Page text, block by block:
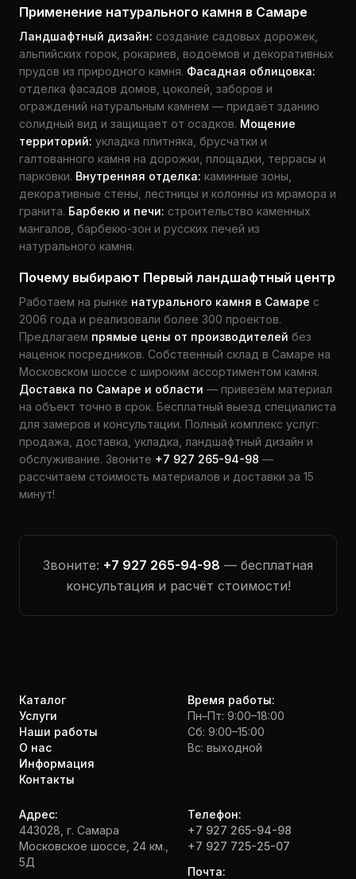
Применение натурального камня в Самаре
Ландшафтный дизайн: создание садовых дорожек,
альпийских горок, рокариев, водоёмов и декоративных
прудов из природного камня. Фасадная облицовка:
отделка фасадов домов, цоколей, заборов и
ограждений натуральным камнем — придаёт зданию
солидный вид и защищает от осадков. Мощение
территорий: укладка плитняка, брусчатки и
галтованного камня на дорожки, площадки, террасы и
парковки. Внутренняя отделка: каминные зоны,
декоративные стены, лестницы и колонны из мрамора и
гранита. Барбекю и печи: строительство каменных
мангалов, барбекю-зон и русских печей из
натурального камня.
Почему выбирают Первый ландшафтный центр
Работаем на рынке натурального камня в Самаре с
2006 года и реализовали более 300 проектов.
Предлагаем прямые цены от производителей без
наценок посредников. Собственный склад в Самаре на
Московском шоссе с широким ассортиментом камня.
Доставка по Самаре и области — привезём материал
на объект точно в срок. Бесплатный выезд специалиста
для замеров и консультации. Полный комплекс услуг:
продажа, доставка, укладка, ландшафтный дизайн и
обслуживание. Звоните +7 927 265-94-98 —
рассчитаем стоимость материалов и доставки за 15
минут!
Звоните: +7 927 265-94-98 — бесплатная
консультация и расчёт стоимости!
Каталог
Услуги
Наши работы
О нас
Информация
Контакты
Время работы:
Пн–Пт: 9:00–18:00
Сб: 9:00–15:00
Вс: выходной
Адрес:
443028, г. Самара
Московское шоссе, 24 км.,
5Д
Телефон:
+7 927 265-94-98
+7 927 725-25-07
Почта: